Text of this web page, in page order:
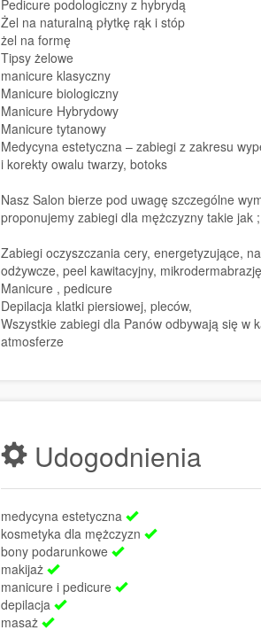
Pedicure podologiczny z hybrydą
Żel na naturalną płytkę rąk i stóp
żel na formę
Tipsy żelowe
manicure klasyczny
Manicure biologiczny
Manicure Hybrydowy
Manicure tytanowy
Medycyna estetyczna – zabiegi z zakresu
i korekty owalu twarzy, botoks
Nasz Salon bierze pod uwagę szczególne
proponujemy zabiegi dla mężczyzny takie jak ;
Zabiegi oczyszczania cery, energetyzujące,
odżywcze, peel kawitacyjny, mikrodermabrazję
Manicure , pedicure
Depilacja klatki piersiowej, pleców,
Wszystkie zabiegi dla Panów odbywają się w
atmosferze
Udogodnienia
medycyna estetyczna
kosmetyka dla mężczyzn
bony podarunkowe
makijaż
manicure i pedicure
depilacja
masaż